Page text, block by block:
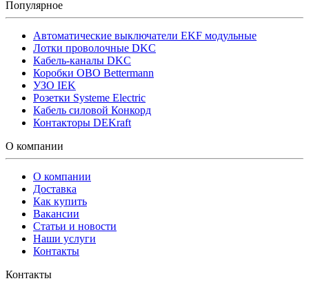
Популярное
Автоматические выключатели EKF модульные
Лотки проволочные DKC
Кабель-каналы DKC
Коробки OBO Bettermann
УЗО IEK
Розетки Systeme Electric
Кабель силовой Конкорд
Контакторы DEKraft
О компании
О компании
Доставка
Как купить
Вакансии
Статьи и новости
Наши услуги
Контакты
Контакты